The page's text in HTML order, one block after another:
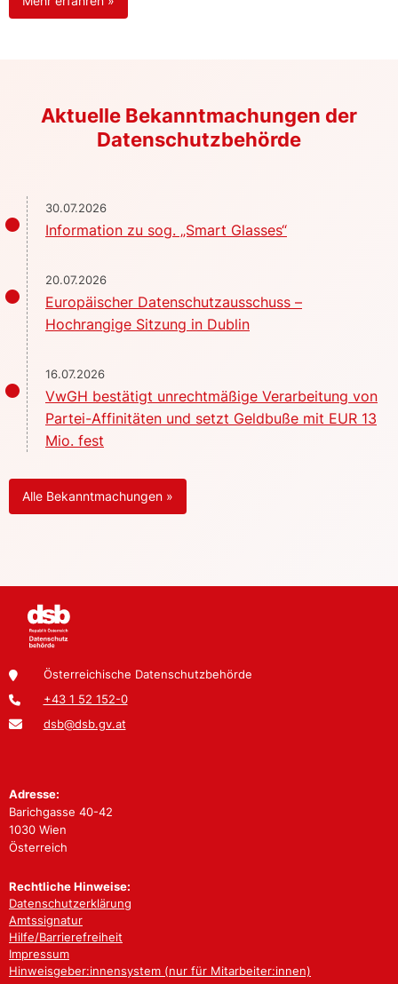
Aktuelle Bekanntmachungen der
Datenschutzbehörde
30.07.2026
Information zu sog. „Smart Glasses“
20.07.2026
Europäischer Datenschutzausschuss –
Hochrangige Sitzung in Dublin
16.07.2026
VwGH bestätigt unrechtmäßige Verarbeitung von
Partei-Affinitäten und setzt Geldbuße mit EUR 13
Mio. fest
Alle Bekanntmachungen »
Österreichische Datenschutzbehörde
+43 1 52 152-0
dsb@dsb.gv.at
Adresse:
Barichgasse 40-42
1030 Wien
Österreich
Rechtliche Hinweise:
Datenschutzerklärung
Amtssignatur
Hilfe/Barrierefreiheit
Impressum
Hinweisgeber:innensystem (nur für Mitarbeiter:innen)